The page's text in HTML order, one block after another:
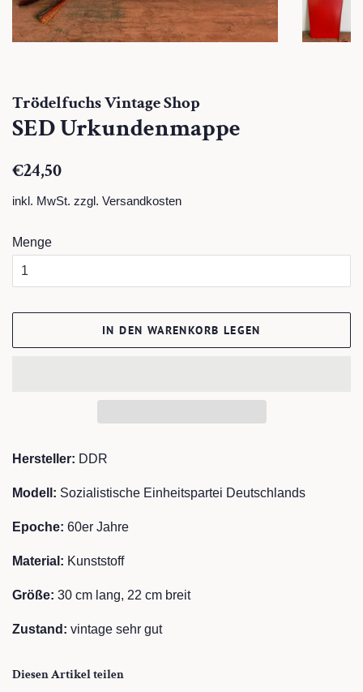
Trödelfuchs Vintage Shop
SED Urkundenmappe
Normaler
€24,50
inkl. MwSt. zzgl. Versandkosten
Menge
IN DEN WARENKORB LEGEN
Hersteller: DDR
Modell: Sozialistische Einheitspartei Deutschlands
Epoche: 60er Jahre
Material: Kunststoff
Größe: 30 cm lang, 22 cm breit
Zustand: vintage sehr gut
Diesen Artikel teilen